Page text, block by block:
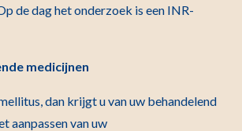
de dag het onderzoek is een INR-
medicijnen
dan krijgt u van uw behandelend
aanpassen van uw